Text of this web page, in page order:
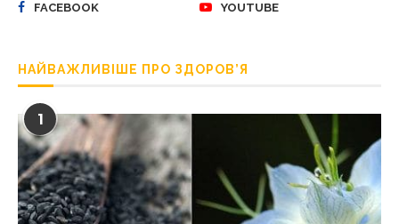
FACEBOOK YOUTUBE
НАЙВАЖЛИВІШЕ ПРО ЗДОРОВ’Я
1